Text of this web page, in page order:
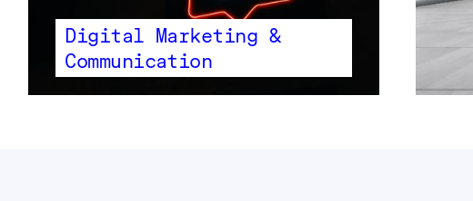
Digital Marketing &
Communication